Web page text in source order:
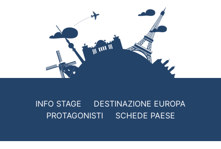
INFO STAGE
DESTINAZIONE EUROPA
PROTAGONISTI
SCHEDE PAESE